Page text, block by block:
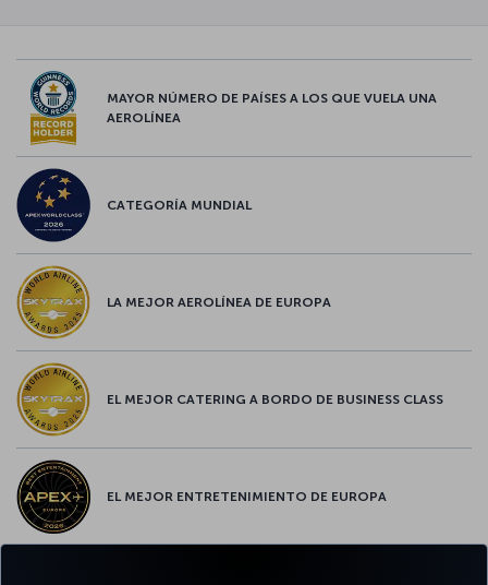
MAYOR NÚMERO DE PAÍSES A LOS QUE VUELA UNA
AEROLÍNEA
CATEGORÍA MUNDIAL
LA MEJOR AEROLÍNEA DE EUROPA
EL MEJOR CATERING A BORDO DE BUSINESS CLASS
EL MEJOR ENTRETENIMIENTO DE EUROPA